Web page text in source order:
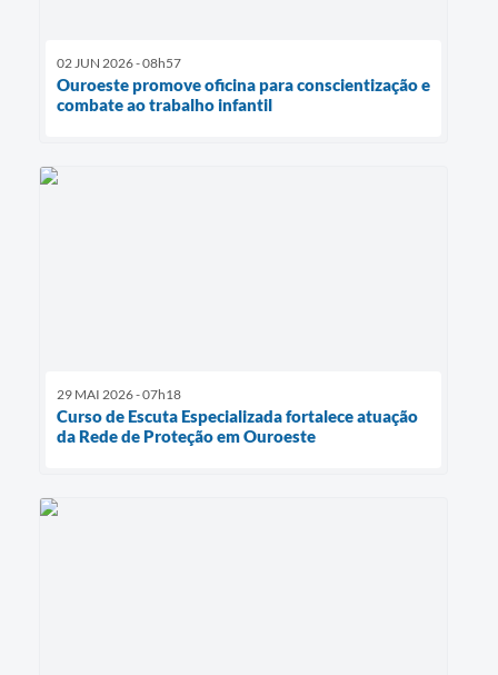
02 JUN 2026 - 08h57
Ouroeste promove oficina para conscientização e
combate ao trabalho infantil
29 MAI 2026 - 07h18
Curso de Escuta Especializada fortalece atuação
da Rede de Proteção em Ouroeste